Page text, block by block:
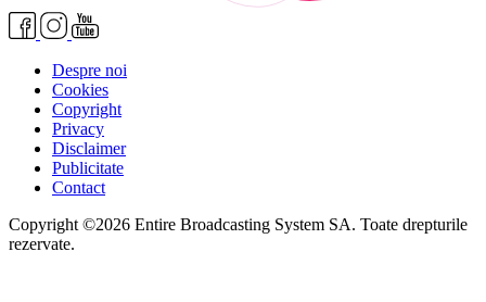
Despre noi
Cookies
Copyright
Privacy
Disclaimer
Publicitate
Contact
Copyright ©2026 Entire Broadcasting System SA. Toate drepturile
rezervate.